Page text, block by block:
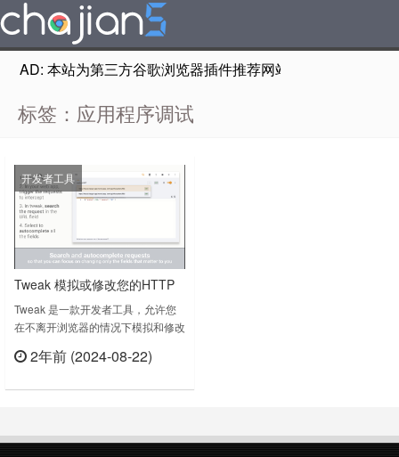
AD: 本站为第三方谷歌浏览器插件推荐网站，非Google
标签：应用程序调试
开发者工具
Tweak 模拟或修改您的HTTP
请求 测试、开发和demo Web
应用程序
Tweak 是一款开发者工具，允许您
在不离开浏览器的情况下模拟和修改
用程序。编写自定义JavaScript修改
2年前 (2024-08-22)